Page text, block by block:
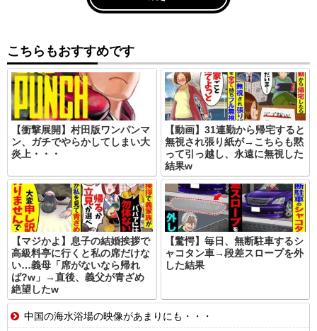
こちらもおすすめです
【衝撃展開】村田版ワンパンマ
ン、ガチでやらかしてしまい大
炎上・・・
【動画】31連勤から帰宅すると
無視され張り紙が→こちらも黙
って引っ越し、永遠に無視した
結果w
【マジかよ】息子の結婚挨拶で
高級料亭に行くと私の席だけな
い…義母「席がないなら帰れ
ば?w」→直後、義父が青ざめ
絶望したw
【驚愕】毎日、無断駐車するシ
ャコタン車→段差スロープを外
した結果
中国の海水浴場の映像があまりにも・・・